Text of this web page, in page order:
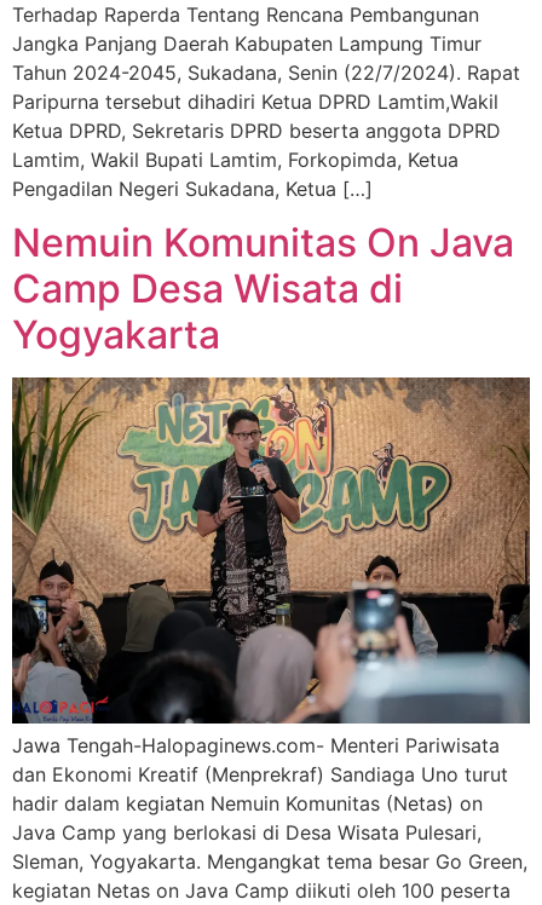
Terhadap Raperda Tentang Rencana Pembangunan
Jangka Panjang Daerah Kabupaten Lampung Timur
Tahun 2024-2045, Sukadana, Senin (22/7/2024). Rapat
Paripurna tersebut dihadiri Ketua DPRD Lamtim,Wakil
Ketua DPRD, Sekretaris DPRD beserta anggota DPRD
Lamtim, Wakil Bupati Lamtim, Forkopimda, Ketua
Pengadilan Negeri Sukadana, Ketua […]
Nemuin Komunitas On Java
Camp Desa Wisata di
Yogyakarta
Jawa Tengah-Halopaginews.com- Menteri Pariwisata
dan Ekonomi Kreatif (Menprekraf) Sandiaga Uno turut
hadir dalam kegiatan Nemuin Komunitas (Netas) on
Java Camp yang berlokasi di Desa Wisata Pulesari,
Sleman, Yogyakarta. Mengangkat tema besar Go Green,
kegiatan Netas on Java Camp diikuti oleh 100 peserta